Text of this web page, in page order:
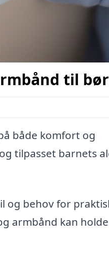
til
både komfort og
tilpasset barnets
og behov for
armbånd kan